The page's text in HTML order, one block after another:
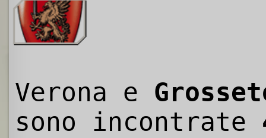
Verona e
sono incontrate